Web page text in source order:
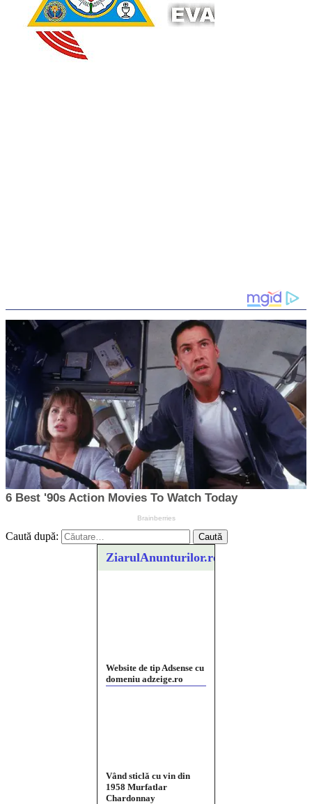
Caută după:
ZiarulAnunturilor.ro
Website de tip Adsense cu
domeniu adzeige.ro
Vând sticlă cu vin din
1958 Murfatlar
Chardonnay